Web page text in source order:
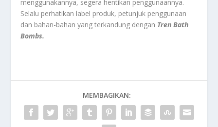
menggunakannya, segera hentikan penggunaannya.
Selalu perhatikan label produk, petunjuk penggunaan
dan bahan-bahan yang terkandung dengan Tren Bath
Bombs.
MEMBAGIKAN: